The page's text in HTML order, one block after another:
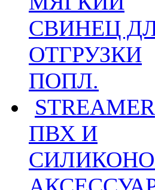
СВИНЕЦ
ОТГРУЗКИ
ПОПЛ.
STREAMER
ПВХ И